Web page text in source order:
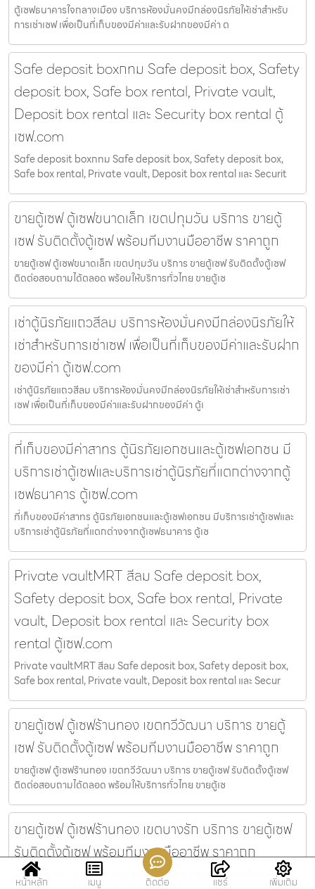
ตู้เซฟธนาคารใจกลางเมือง บริการห้องมั่นคงมีกล่องนิรภัยให้เช่าสำหรับ
การเช่าเซฟ เพื่อเป็นที่เก็บของมีค่าและรับฝากของมีค่า ต
Safe deposit boxกทม Safe deposit box, Safety
deposit box, Safe box rental, Private vault,
Deposit box rental และ Security box rental ตู้
เซฟ.com
Safe deposit boxกทม Safe deposit box, Safety deposit box,
Safe box rental, Private vault, Deposit box rental และ Securit
ขายตู้เซฟ ตู้เซฟขนาดเล็ก เขตปทุมวัน บริการ ขายตู้
เซฟ รับติดตั้งตู้เซฟ พร้อมทีมงานมืออาชีพ ราคาถูก
ขายตู้เซฟ ตู้เซฟขนาดเล็ก เขตปทุมวัน บริการ ขายตู้เซฟ รับติดตั้งตู้เซฟ
ติดต่อสอบถามได้ตลอด พร้อมให้บริการทั่วไทย ขายตู้เซ
เช่าตู้นิรภัยแถวสีลม บริการห้องมั่นคงมีกล่องนิรภัยให้
เช่าสำหรับการเช่าเซฟ เพื่อเป็นที่เก็บของมีค่าและรับฝาก
ของมีค่า ตู้เซฟ.com
เช่าตู้นิรภัยแถวสีลม บริการห้องมั่นคงมีกล่องนิรภัยให้เช่าสำหรับการเช่า
เซฟ เพื่อเป็นที่เก็บของมีค่าและรับฝากของมีค่า ตู้เ
ที่เก็บของมีค่าสาทร ตู้นิรภัยเอกชนและตู้เซฟเอกชน มี
บริการเช่าตู้เซฟและบริการเช่าตู้นิรภัยที่แตกต่างจากตู้
เซฟธนาคาร ตู้เซฟ.com
ที่เก็บของมีค่าสาทร ตู้นิรภัยเอกชนและตู้เซฟเอกชน มีบริการเช่าตู้เซฟและ
บริการเช่าตู้นิรภัยที่แตกต่างจากตู้เซฟธนาคาร ตู้เซ
Private vaultMRT สีลม Safe deposit box,
Safety deposit box, Safe box rental, Private
vault, Deposit box rental และ Security box
rental ตู้เซฟ.com
Private vaultMRT สีลม Safe deposit box, Safety deposit box,
Safe box rental, Private vault, Deposit box rental และ Secur
ขายตู้เซฟ ตู้เซฟร้านทอง เขตทวีวัฒนา บริการ ขายตู้
เซฟ รับติดตั้งตู้เซฟ พร้อมทีมงานมืออาชีพ ราคาถูก
ขายตู้เซฟ ตู้เซฟร้านทอง เขตทวีวัฒนา บริการ ขายตู้เซฟ รับติดตั้งตู้เซฟ
ติดต่อสอบถามได้ตลอด พร้อมให้บริการทั่วไทย ขายตู้เซ
ขายตู้เซฟ ตู้เซฟร้านทอง เขตบางรัก บริการ ขายตู้เซฟ
รับติดตั้งตู้เซฟ พร้อมทีมงานมืออาชีพ ราคาถูก
ขายตู้เซฟ ตู้เซฟร้านทอง เขตบางรัก บริการ ขายตู้เซฟ รับติดตั้งตู้เซฟ
หน้าหลัก เมนู ติดต่อ แชร์ เพิ่มเติม